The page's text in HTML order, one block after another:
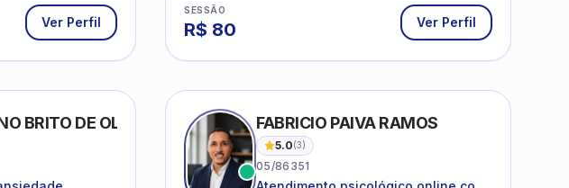
Ver Perfil
SESSÃO
R$ 80 Ver Perfil
BRITO DE OLIVEIRA SILVA FABRICIO PAIVA RAMOS
5.0(3)
05/86351